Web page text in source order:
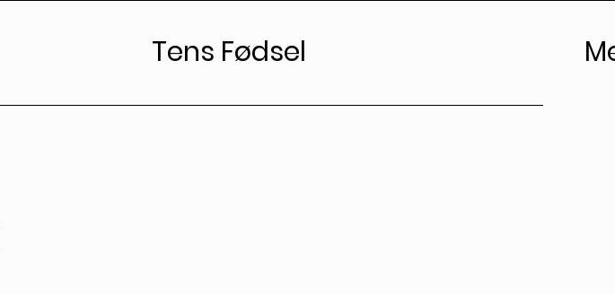
Tens Fødsel